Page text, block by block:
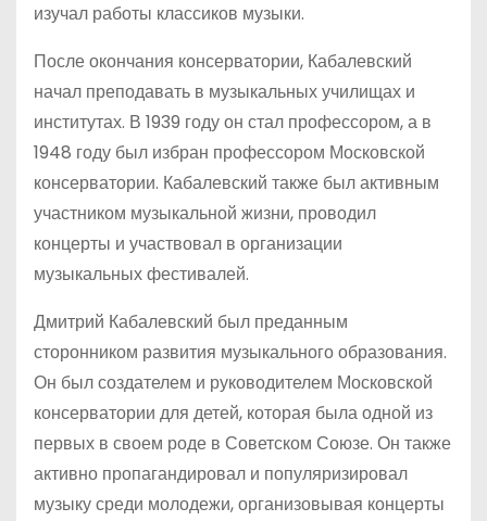
изучал работы классиков музыки.
После окончания консерватории, Кабалевский
начал преподавать в музыкальных училищах и
институтах. В 1939 году он стал профессором, а в
1948 году был избран профессором Московской
консерватории. Кабалевский также был активным
участником музыкальной жизни, проводил
концерты и участвовал в организации
музыкальных фестивалей.
Дмитрий Кабалевский был преданным
сторонником развития музыкального образования.
Он был создателем и руководителем Московской
консерватории для детей, которая была одной из
первых в своем роде в Советском Союзе. Он также
активно пропагандировал и популяризировал
музыку среди молодежи, организовывая концерты